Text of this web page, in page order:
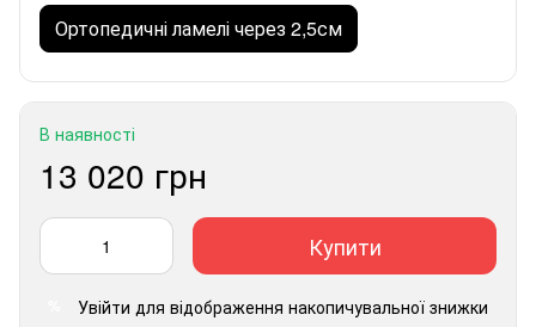
Ортопедичні ламелі через 2,5см
В наявності
13 020 грн
Купити
Увійти для відображення накопичувальної знижки